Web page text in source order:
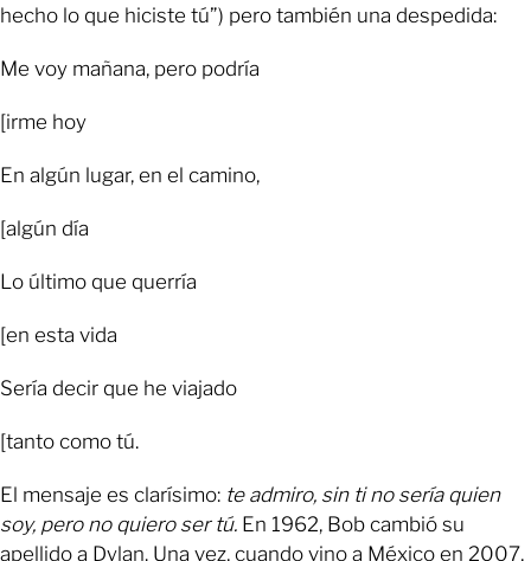
hecho lo que hiciste tú”) pero también una despedida:
Me voy mañana, pero podría
[irme hoy
En algún lugar, en el camino,
[algún día
Lo último que querría
[en esta vida
Sería decir que he viajado
[tanto como tú.
El mensaje es clarísimo: te admiro, sin ti no sería quien
soy, pero no quiero ser tú. En 1962, Bob cambió su
apellido a Dylan. Una vez, cuando vino a México en 2007,